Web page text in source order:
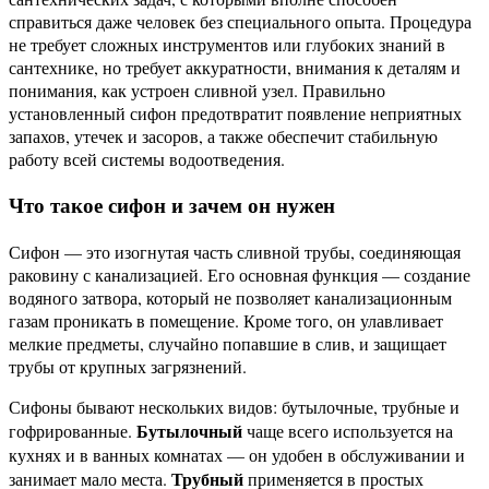
справиться даже человек без специального опыта. Процедура
не требует сложных инструментов или глубоких знаний в
сантехнике, но требует аккуратности, внимания к деталям и
понимания, как устроен сливной узел. Правильно
установленный сифон предотвратит появление неприятных
запахов, утечек и засоров, а также обеспечит стабильную
работу всей системы водоотведения.
Что такое сифон и зачем он нужен
Сифон — это изогнутая часть сливной трубы, соединяющая
раковину с канализацией. Его основная функция — создание
водяного затвора, который не позволяет канализационным
газам проникать в помещение. Кроме того, он улавливает
мелкие предметы, случайно попавшие в слив, и защищает
трубы от крупных загрязнений.
Сифоны бывают нескольких видов: бутылочные, трубные и
гофрированные. Бутылочныйчаще всего используется на
кухнях и в ванных комнатах — он удобен в обслуживании и
занимает мало места. Трубныйприменяется в простых